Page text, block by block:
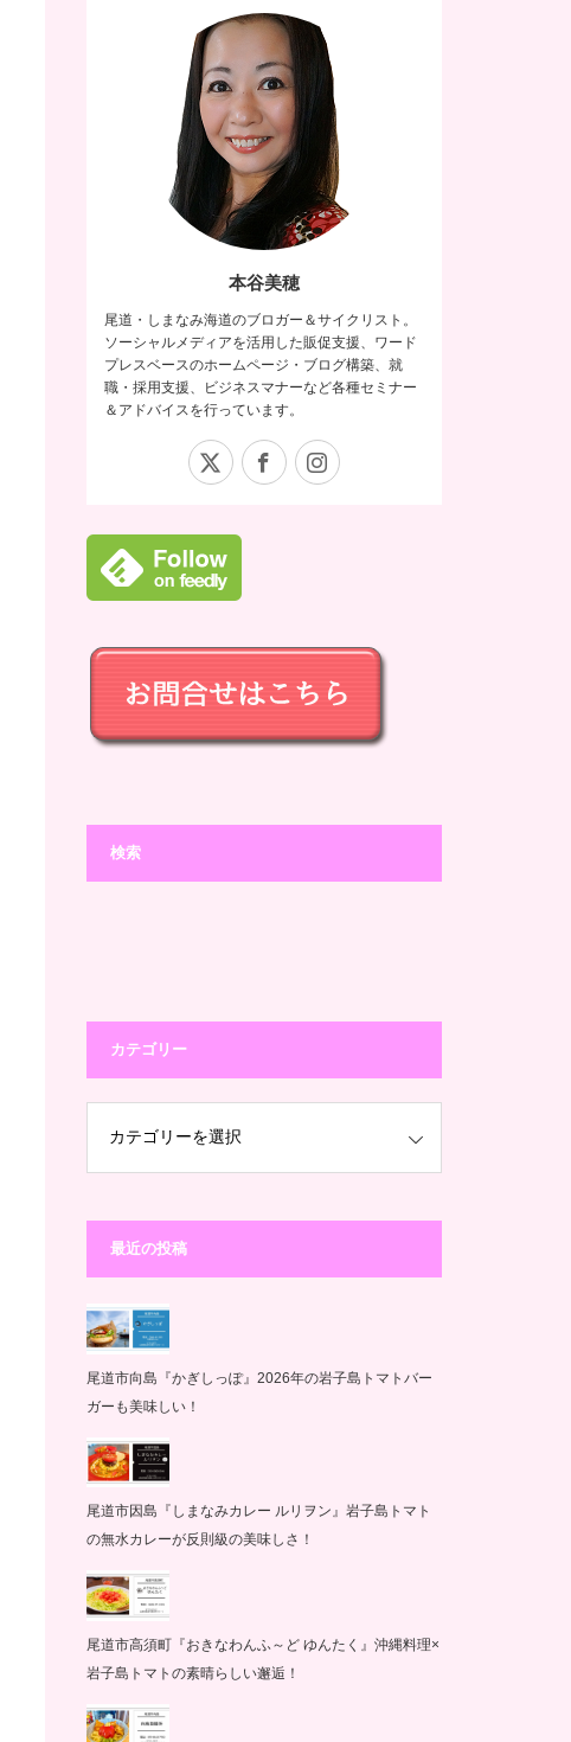
本谷美穂
尾道・しまなみ海道のブロガー＆サイクリスト。
ソーシャルメディアを活用した販促支援、ワード
プレスベースのホームページ・ブログ構築、就
職・採用支援、ビジネスマナーなど各種セミナー
＆アドバイスを行っています。
Facebook
検索
カテゴリー
最近の投稿
尾道市向島『かぎしっぽ』2026年の岩子島トマトバー
ガーも美味しい！
尾道市因島『しまなみカレー ルリヲン』岩子島トマト
の無水カレーが反則級の美味しさ！
尾道市高須町『おきなわんふ～ど ゆんたく』沖縄料理×
岩子島トマトの素晴らしい邂逅！